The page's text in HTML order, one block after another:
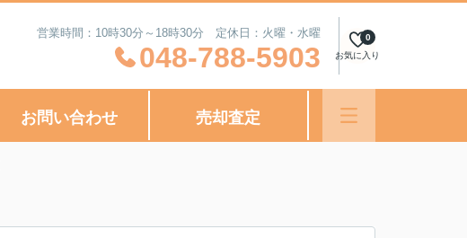
営業時間：10時30分～18時30分 定休日：火曜・水曜
048-788-5903 お気に入り
0
お問い合わせ 売却査定